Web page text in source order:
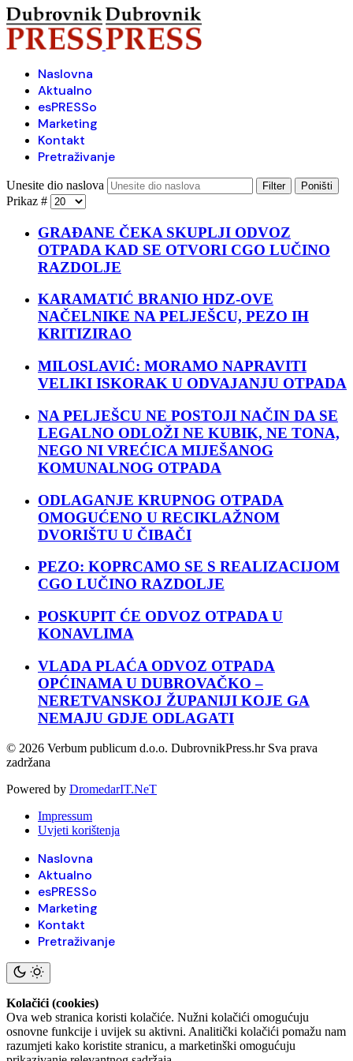
Naslovna
Aktualno
esPRESSo
Marketing
Kontakt
Pretraživanje
Unesite dio naslova Filter Poništi
Prikaz #
GRAĐANE ČEKA SKUPLJI ODVOZ
OTPADA KAD SE OTVORI CGO LUČINO
RAZDOLJE
KARAMATIĆ BRANIO HDZ-OVE
NAČELNIKE NA PELJEŠCU, PEZO IH
KRITIZIRAO
MILOSLAVIĆ: MORAMO NAPRAVITI
VELIKI ISKORAK U ODVAJANJU OTPADA
NA PELJEŠCU NE POSTOJI NAČIN DA SE
LEGALNO ODLOŽI NE KUBIK, NE TONA,
NEGO NI VREĆICA MIJEŠANOG
KOMUNALNOG OTPADA
ODLAGANJE KRUPNOG OTPADA
OMOGUĆENO U RECIKLAŽNOM
DVORIŠTU U ČIBAČI
PEZO: KOPRCAMO SE S REALIZACIJOM
CGO LUČINO RAZDOLJE
POSKUPIT ĆE ODVOZ OTPADA U
KONAVLIMA
VLADA PLAĆA ODVOZ OTPADA
OPĆINAMA U DUBROVAČKO –
NERETVANSKOJ ŽUPANIJI KOJE GA
NEMAJU GDJE ODLAGATI
© 2026 Verbum publicum d.o.o. DubrovnikPress.hr Sva prava
zadržana
Powered by DromedarIT.NeT
Impressum
Uvjeti korištenja
Naslovna
Aktualno
esPRESSo
Marketing
Kontakt
Pretraživanje
Kolačići (cookies)
Ova web stranica koristi kolačiće. Nužni kolačići omogućuju
osnovne funkcije i uvijek su aktivni. Analitički kolačići pomažu nam
razumjeti kako koristite stranicu, a marketinški omogućuju